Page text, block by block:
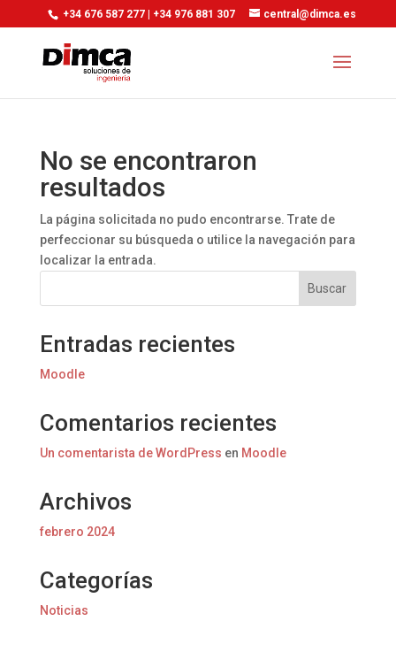
+34 676 587 277 | +34 976 881 307 central@dimca.es
No se encontraron
resultados
La página solicitada no pudo encontrarse. Trate de
perfeccionar su búsqueda o utilice la navegación para
localizar la entrada.
Buscar
Entradas recientes
Moodle
Comentarios recientes
Un comentarista de WordPress en Moodle
Archivos
febrero 2024
Categorías
Noticias